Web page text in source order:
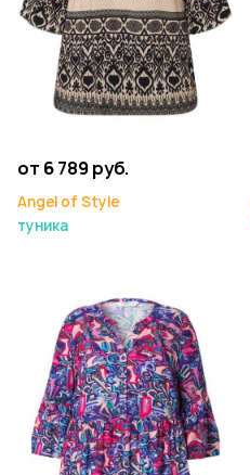
от 6 789 руб.
Angel of Style
туника